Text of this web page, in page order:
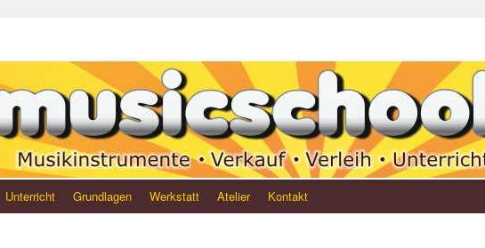
Unterricht Grundlagen Werkstatt Atelier Kontakt